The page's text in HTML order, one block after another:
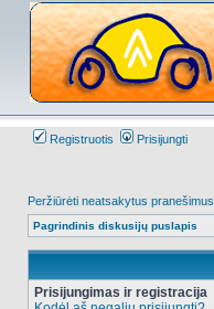
Registruotis Prisijungti
Peržiūrėti neatsakytus pranešimus
Pagrindinis diskusijų puslapis
Prisijungimas ir registracija